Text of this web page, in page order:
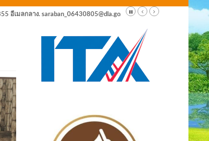
อีเมลกลาง. saraban_06430805@dla.go.th